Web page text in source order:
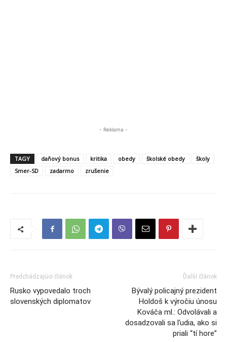
- Reklama -
TAGY daňový bonus kritika obedy školské obedy
školy
Smer-SD
zadarmo zrušenie
Predchádzajúci článok
Rusko vypovedalo troch
slovenských diplomatov
Ďalší článok
Bývalý policajný prezident
Holdoš k výročiu únosu
Kováča ml.: Odvolávali a
dosadzovali sa ľudia, ako si
priali “tí hore”